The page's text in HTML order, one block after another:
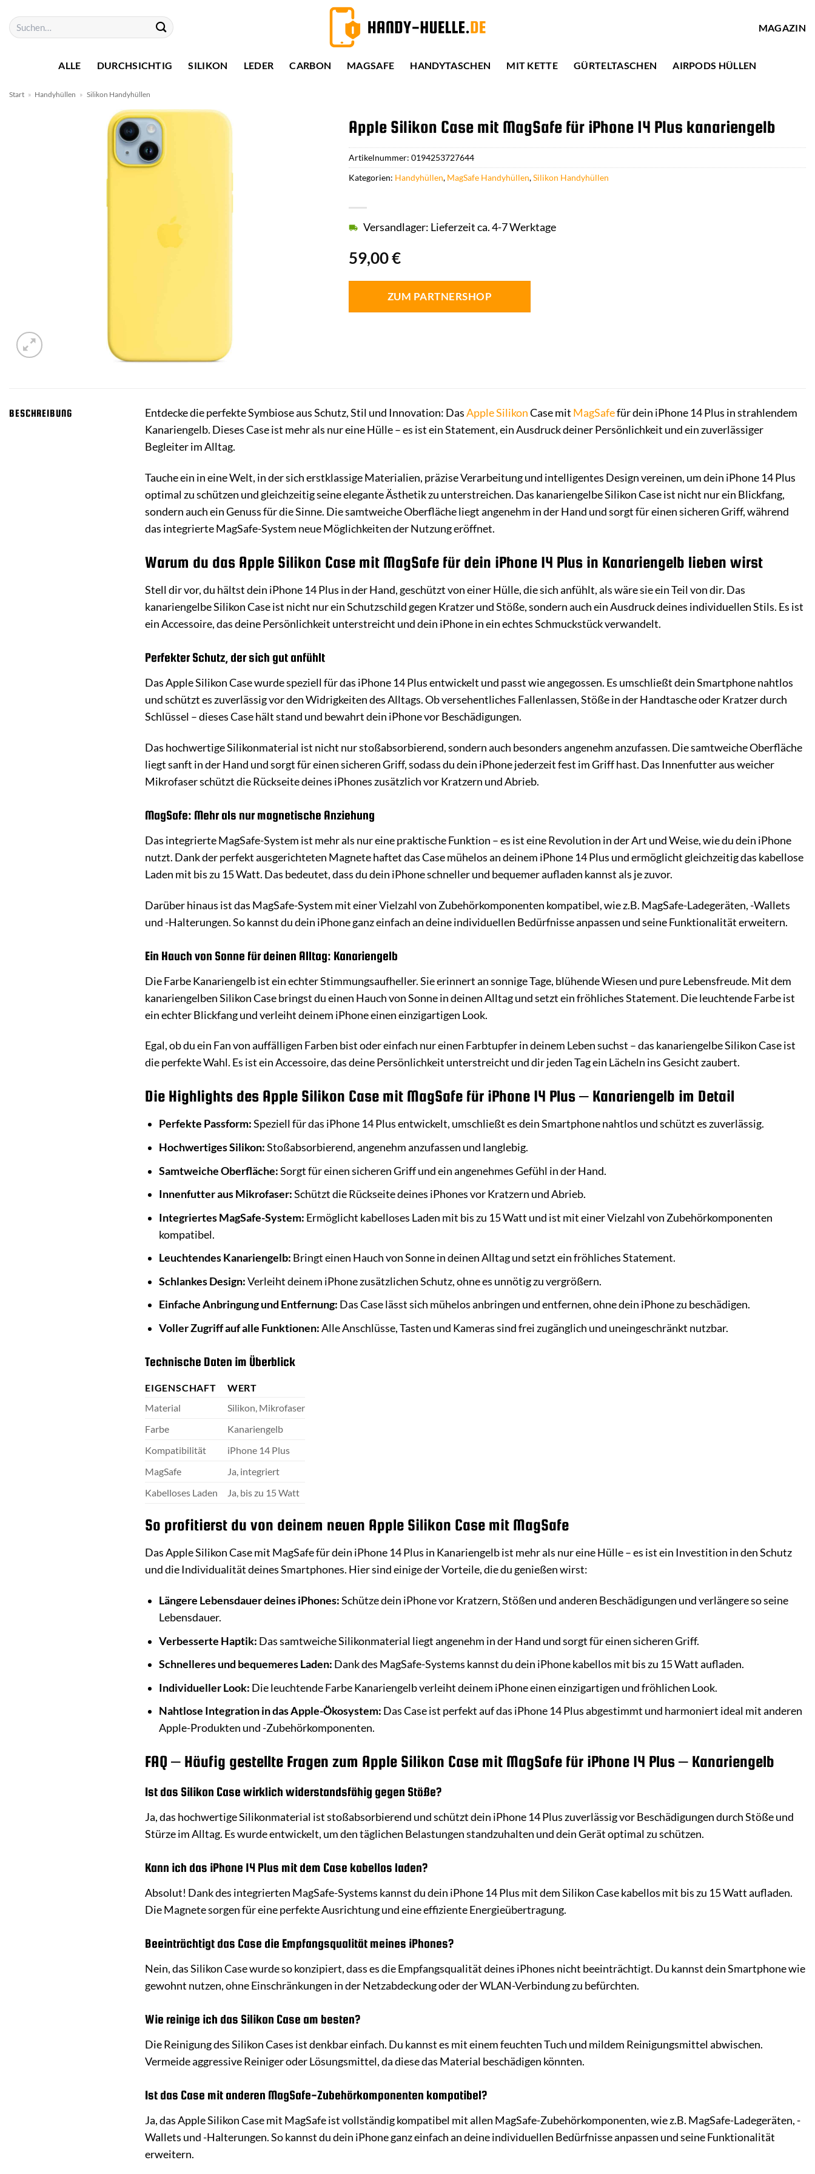
Inhalt
springen
Suchen
nach:
MAGAZIN
ALLE DURCHSICHTIG SILIKON LEDER CARBON MAGSAFE HANDYTASCHEN MIT KETTE GÜRTELTASCHEN AIRPODS HÜLLEN
Start » Handyhüllen » Silikon Handyhüllen
Apple Silikon Case mit MagSafe für iPhone 14 Plus kanariengelb
59,00€
Versandlager: Lieferzeit ca. 4-7 Werktage
ZUM PARTNERSHOP
Artikelnummer: 0194253727644
Kategorien: Handyhüllen, MagSafe Handyhüllen,Silikon Handyhüllen
BESCHREIBUNG Entdecke die perfekte Symbiose aus Schutz, Stil und Innovation: DasAppleSilikonCase mit MagSafefür dein iPhone 14 Plus in strahlendem
Kanariengelb. Dieses Case ist mehr als nur eine Hülle – es ist ein Statement, ein Ausdruck deiner Persönlichkeit und ein zuverlässiger
Begleiter im Alltag.
Tauche ein in eine Welt, in der sich erstklassige Materialien, präzise Verarbeitung und intelligentes Design vereinen, um dein iPhone 14 Plus
optimal zu schützen und gleichzeitig seine elegante Ästhetik zu unterstreichen. Das kanariengelbe Silikon Case ist nicht nur ein Blickfang,
sondern auch ein Genuss für die Sinne. Die samtweiche Oberfläche liegt angenehm in der Hand und sorgt für einen sicheren Griff, während
das integrierte MagSafe-System neue Möglichkeiten der Nutzung eröffnet.
Warum du das Apple Silikon Case mit MagSafe für dein iPhone 14 Plus in Kanariengelb lieben wirst
Stell dir vor, du hältst dein iPhone 14 Plus in der Hand, geschützt von einer Hülle, die sich anfühlt, als wäre sie ein Teil von dir. Das
kanariengelbe Silikon Case ist nicht nur ein Schutzschild gegen Kratzer und Stöße, sondern auch ein Ausdruck deines individuellen Stils. Es ist
ein Accessoire, das deine Persönlichkeit unterstreicht und dein iPhone in ein echtes Schmuckstück verwandelt.
Perfekter Schutz, der sich gut anfühlt
Das Apple Silikon Case wurde speziell für das iPhone 14 Plus entwickelt und passt wie angegossen. Es umschließt dein Smartphone nahtlos
und schützt es zuverlässig vor den Widrigkeiten des Alltags. Ob versehentliches Fallenlassen, Stöße in der Handtasche oder Kratzer durch
Schlüssel – dieses Case hält stand und bewahrt dein iPhone vor Beschädigungen.
Das hochwertige Silikonmaterial ist nicht nur stoßabsorbierend, sondern auch besonders angenehm anzufassen. Die samtweiche Oberfläche
liegt sanft in der Hand und sorgt für einen sicheren Griff, sodass du dein iPhone jederzeit fest im Griff hast. Das Innenfutter aus weicher
Mikrofaser schützt die Rückseite deines iPhones zusätzlich vor Kratzern und Abrieb.
MagSafe: Mehr als nur magnetische Anziehung
Das integrierte MagSafe-System ist mehr als nur eine praktische Funktion – es ist eine Revolution in der Art und Weise, wie du dein iPhone
nutzt. Dank der perfekt ausgerichteten Magnete haftet das Case mühelos an deinem iPhone 14 Plus und ermöglicht gleichzeitig das kabellose
Laden mit bis zu 15 Watt. Das bedeutet, dass du dein iPhone schneller und bequemer aufladen kannst als je zuvor.
Darüber hinaus ist das MagSafe-System mit einer Vielzahl von Zubehörkomponenten kompatibel, wie z.B. MagSafe-Ladegeräten, -Wallets
und -Halterungen. So kannst du dein iPhone ganz einfach an deine individuellen Bedürfnisse anpassen und seine Funktionalität erweitern.
Ein Hauch von Sonne für deinen Alltag: Kanariengelb
Die Farbe Kanariengelb ist ein echter Stimmungsaufheller. Sie erinnert an sonnige Tage, blühende Wiesen und pure Lebensfreude. Mit dem
kanariengelben Silikon Case bringst du einen Hauch von Sonne in deinen Alltag und setzt ein fröhliches Statement. Die leuchtende Farbe ist
ein echter Blickfang und verleiht deinem iPhone einen einzigartigen Look.
Egal, ob du ein Fan von auffälligen Farben bist oder einfach nur einen Farbtupfer in deinem Leben suchst – das kanariengelbe Silikon Case ist
die perfekte Wahl. Es ist ein Accessoire, das deine Persönlichkeit unterstreicht und dir jeden Tag ein Lächeln ins Gesicht zaubert.
Die Highlights des Apple Silikon Case mit MagSafe für iPhone 14 Plus – Kanariengelb im Detail
Perfekte Passform:Speziell für das iPhone 14 Plus entwickelt, umschließt es dein Smartphone nahtlos und schützt es zuverlässig.
Hochwertiges Silikon:Stoßabsorbierend, angenehm anzufassen und langlebig.
Samtweiche Oberfläche:Sorgt für einen sicheren Griff und ein angenehmes Gefühl in der Hand.
Innenfutter aus Mikrofaser:Schützt die Rückseite deines iPhones vor Kratzern und Abrieb.
Integriertes MagSafe-System: Ermöglicht kabelloses Laden mit bis zu 15 Watt und ist mit einer Vielzahl von Zubehörkomponenten
kompatibel.
Leuchtendes Kanariengelb: Bringt einen Hauch von Sonne in deinen Alltag und setzt ein fröhliches Statement.
Schlankes Design:Verleiht deinem iPhone zusätzlichen Schutz, ohne es unnötig zu vergrößern.
Einfache Anbringung und Entfernung: Das Case lässt sich mühelos anbringen und entfernen, ohne dein iPhone zu beschädigen.
Voller Zugriff auf alle Funktionen:Alle Anschlüsse, Tasten und Kameras sind frei zugänglich und uneingeschränkt nutzbar.
Technische Daten im Überblick
EIGENSCHAFT
WERT
Material
Silikon, Mikrofaser
Farbe
Kanariengelb
Kompatibilität
iPhone 14 Plus
MagSafe
Ja, integriert
Kabelloses Laden
Ja, bis zu 15 Watt
So profitierst du von deinem neuen Apple Silikon Case mit MagSafe
Das Apple Silikon Case mit MagSafe für dein iPhone 14 Plus in Kanariengelb ist mehr als nur eine Hülle – es ist ein Investition in den Schutz
und die Individualität deines Smartphones. Hier sind einige der Vorteile, die du genießen wirst:
Längere Lebensdauer deines iPhones:Schütze dein iPhone vor Kratzern, Stößen und anderen Beschädigungen und verlängere so seine
Lebensdauer.
Verbesserte Haptik: Das samtweiche Silikonmaterial liegt angenehm in der Hand und sorgt für einen sicheren Griff.
Schnelleres und bequemeres Laden: Dank des MagSafe-Systems kannst du dein iPhone kabellos mit bis zu 15 Watt aufladen.
Individueller Look: Die leuchtende Farbe Kanariengelb verleiht deinem iPhone einen einzigartigen und fröhlichen Look.
Nahtlose Integration in das Apple-Ökosystem: Das Case ist perfekt auf das iPhone 14 Plus abgestimmt und harmoniert ideal mit anderen
Apple-Produkten und -Zubehörkomponenten.
FAQ – Häufig gestellte Fragen zum Apple Silikon Case mit MagSafe für iPhone 14 Plus – Kanariengelb
Ist das Silikon Case wirklich widerstandsfähig gegen Stöße?
Ja, das hochwertige Silikonmaterial ist stoßabsorbierend und schützt dein iPhone 14 Plus zuverlässig vor Beschädigungen durch Stöße und
Stürze im Alltag. Es wurde entwickelt, um den täglichen Belastungen standzuhalten und dein Gerät optimal zu schützen.
Kann ich das iPhone 14 Plus mit dem Case kabellos laden?
Absolut! Dank des integrierten MagSafe-Systems kannst du dein iPhone 14 Plus mit dem Silikon Case kabellos mit bis zu 15 Watt aufladen.
Die Magnete sorgen für eine perfekte Ausrichtung und eine effiziente Energieübertragung.
Beeinträchtigt das Case die Empfangsqualität meines iPhones?
Nein, das Silikon Case wurde so konzipiert, dass es die Empfangsqualität deines iPhones nicht beeinträchtigt. Du kannst dein Smartphone wie
gewohnt nutzen, ohne Einschränkungen in der Netzabdeckung oder der WLAN-Verbindung zu befürchten.
Wie reinige ich das Silikon Case am besten?
Die Reinigung des Silikon Cases ist denkbar einfach. Du kannst es mit einem feuchten Tuch und mildem Reinigungsmittel abwischen.
Vermeide aggressive Reiniger oder Lösungsmittel, da diese das Material beschädigen könnten.
Ist das Case mit anderen MagSafe-Zubehörkomponenten kompatibel?
Ja, das Apple Silikon Case mit MagSafe ist vollständig kompatibel mit allen MagSafe-Zubehörkomponenten, wie z.B. MagSafe-Ladegeräten, -
Wallets und -Halterungen. So kannst du dein iPhone ganz einfach an deine individuellen Bedürfnisse anpassen und seine Funktionalität
erweitern.